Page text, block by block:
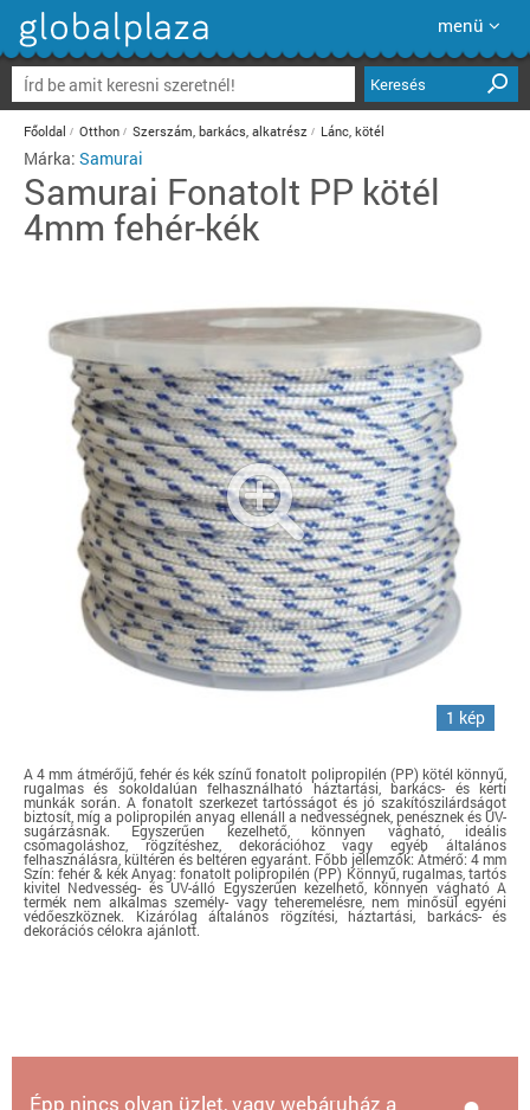
menü
Keresés
Főoldal Otthon Szerszám, barkács, alkatrész Lánc, kötél
Márka: Samurai
Samurai Fonatolt PP kötél
4mm fehér-kék
1 kép
A 4 mm átmérőjű, fehér és kék színű fonatolt polipropilén (PP) kötél könnyű,
rugalmas és sokoldalúan felhasználható háztartási, barkács- és kerti
munkák során. A fonatolt szerkezet tartósságot és jó szakítószilárdságot
biztosít, míg a polipropilén anyag ellenáll a nedvességnek, penésznek és UV-
sugárzásnak. Egyszerűen kezelhető, könnyen vágható, ideális
csomagoláshoz, rögzítéshez, dekorációhoz vagy egyéb általános
felhasználásra, kültéren és beltéren egyaránt. Főbb jellemzők: Átmérő: 4 mm
Szín: fehér & kék Anyag: fonatolt polipropilén (PP) Könnyű, rugalmas, tartós
kivitel Nedvesség- és UV-álló Egyszerűen kezelhető, könnyen vágható A
termék nem alkalmas személy- vagy teheremelésre, nem minősül egyéni
védőeszköznek. Kizárólag általános rögzítési, háztartási, barkács- és
dekorációs célokra ajánlott.
Épp nincs olyan üzlet, vagy webáruház a